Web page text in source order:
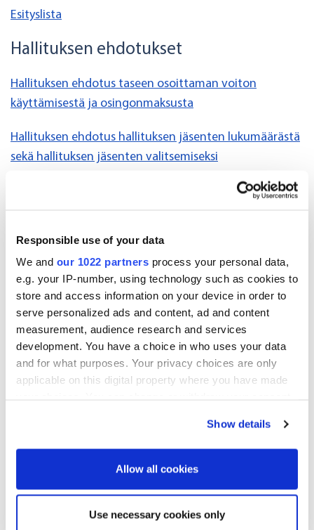
Responsible use of your data
We and our 1022 partners process your personal data,
e.g. your IP-number, using technology such as cookies to
store and access information on your device in order to
serve personalized ads and content, ad and content
measurement, audience research and services
development. You have a choice in who uses your data
and for what purposes. Your privacy choices are only
applicable on this digital property where you have made
If you allow, we would also like to:
Show details
Allow all cookies
Use necessary cookies only
Esityslista
Hallituksen ehdotukset
Hallituksen ehdotus taseen osoittaman voiton
käyttämisestä ja osingonmaksusta
Hallituksen ehdotus hallituksen jäsenten lukumäärästä
sekä hallituksen jäsenten valitsemiseksi
Oriola-KD Oyj:n hallitukseen ehdolla olevat henkilöt
tilintarkastajan valinnasta
Hallituksen ehdotus hallituksen valtuuttamisesta
päättämään maksullisesta osakeannista
Hallituksen ehdotus hallituksen valtuuttamisesta
päättämään B-osakkeiden maksullisesta osakeannista
Hallituksen ehdotus hallituksen valtuuttamisesta
Osakkeenomistajien ehdotus osakelajien
yhdistämisestä ja siihen liittyvästä suunnatusta